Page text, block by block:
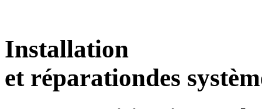
Installation
et réparationdes